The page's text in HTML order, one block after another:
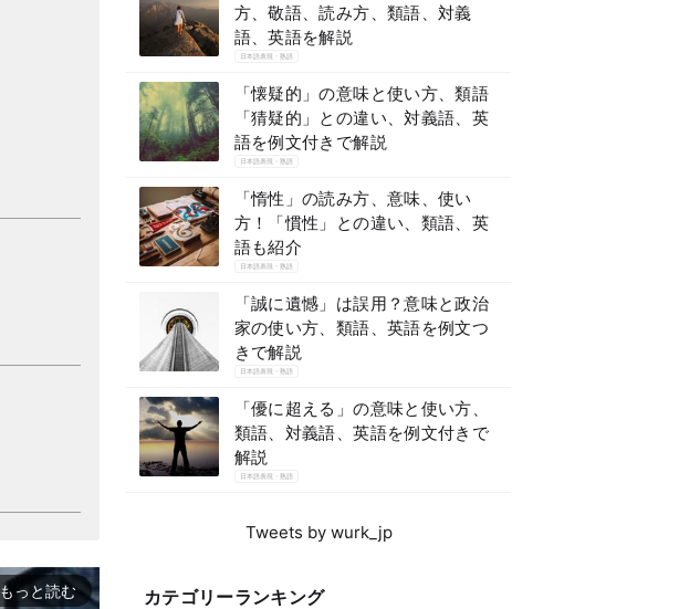
もっと読む
方、敬語、読み方、類語、対義
語、英語を解説
日本語表現・熟語
「懐疑的」の意味と使い方、類語
「猜疑的」との違い、対義語、英
語を例文付きで解説
日本語表現・熟語
「惰性」の読み方、意味、使い
方！「慣性」との違い、類語、英
語も紹介
日本語表現・熟語
「誠に遺憾」は誤用？意味と政治
家の使い方、類語、英語を例文つ
きで解説
日本語表現・熟語
「優に超える」の意味と使い方、
類語、対義語、英語を例文付きで
解説
日本語表現・熟語
Tweets by wurk_jp
カテゴリーランキング